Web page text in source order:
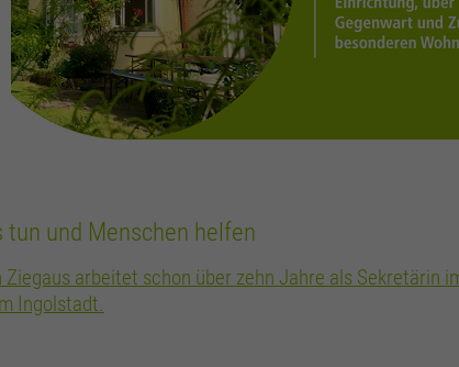
tun und Menschen helfen
Ziegaus arbeitet schon über zehn Jahre als Sekretärin
Ingolstadt.